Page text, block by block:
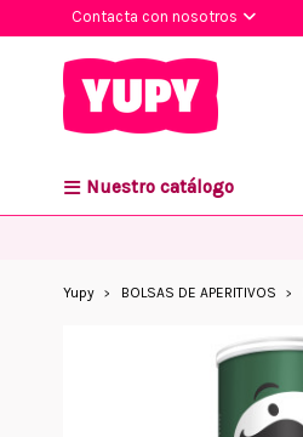
Contacta con nosotros
Nuestro catálogo
Yupy BOLSAS DE APERITIVOS